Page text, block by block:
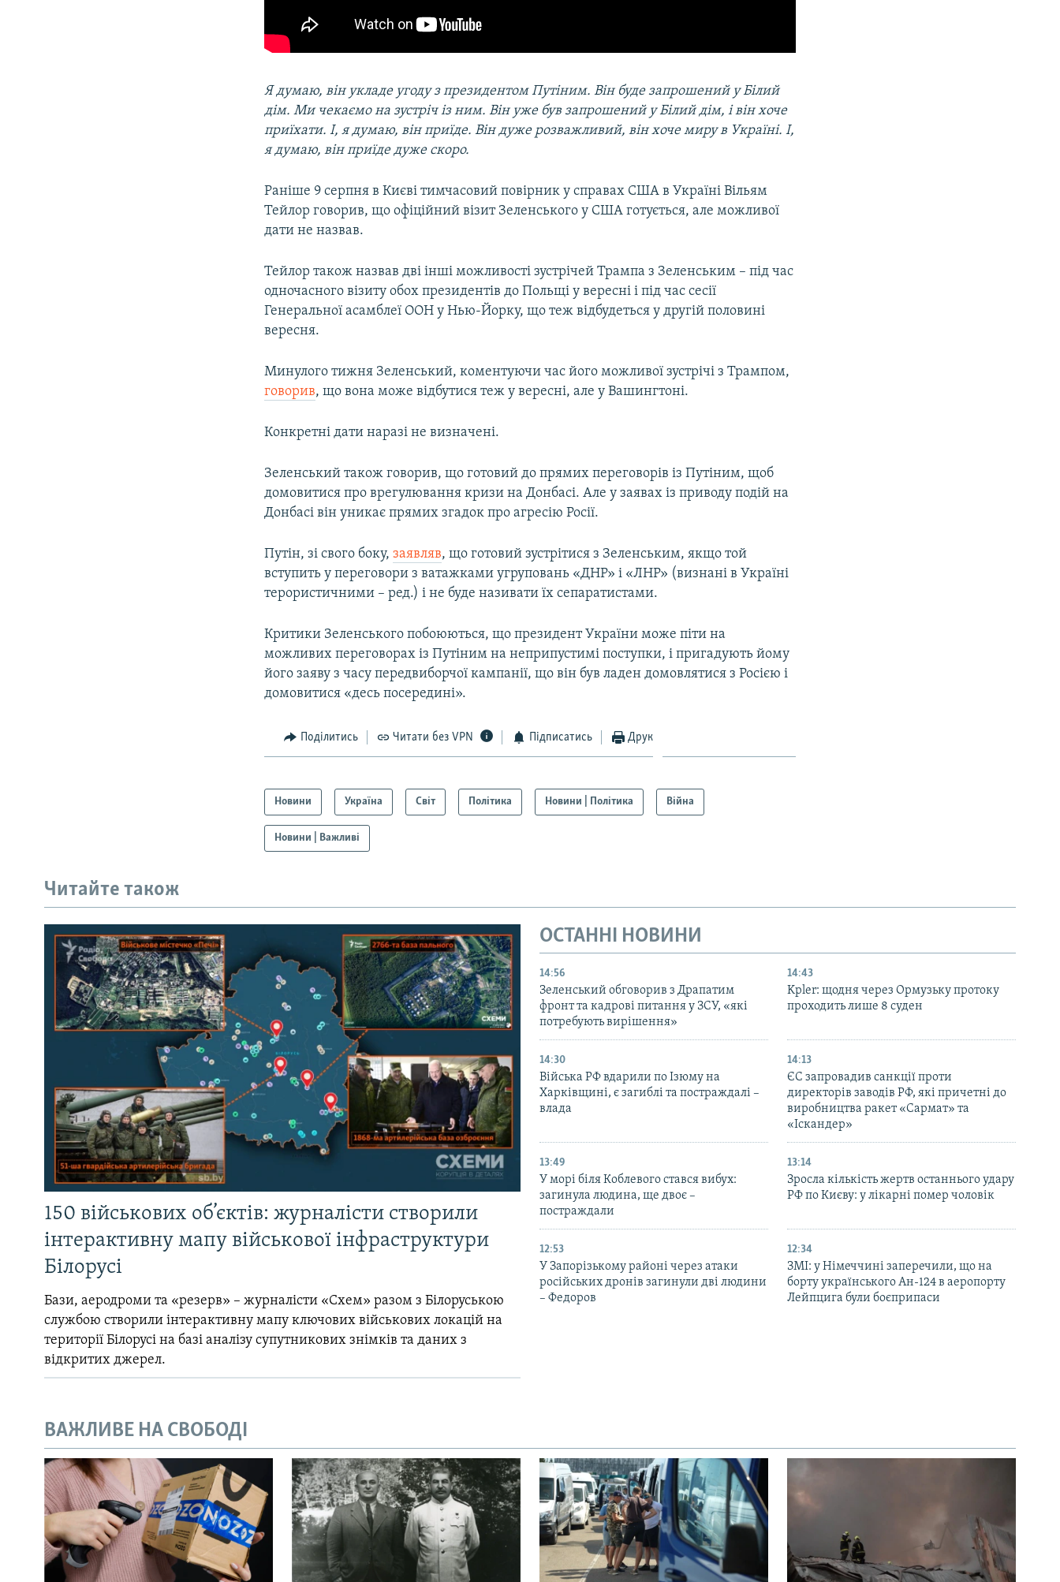
Я думаю, він укладе угоду з президентом Путіним. Він буде запрошений у Білий
дім. Ми чекаємо на зустріч із ним. Він уже був запрошений у Білий дім, і він хоче
приїхати. І, я думаю, він приїде. Він дуже розважливий, він хоче миру в Україні. І,
я думаю, він приїде дуже скоро.
Раніше 9 серпня в Києві тимчасовий повірник у справах США в Україні Вільям
Тейлор говорив, що офіційний візит Зеленського у США готується, але можливої
дати не назвав.
Тейлор також назвав дві інші можливості зустрічей Трампа з Зеленським – під час
одночасного візиту обох президентів до Польщі у вересні і під час сесії
Генеральної асамблеї ООН у Нью-Йорку, що теж відбудеться у другій половині
вересня.
Минулого тижня Зеленський, коментуючи час його можливої зустрічі з Трампом,
говорив, що вона може відбутися теж у вересні, але у Вашингтоні.
Конкретні дати наразі не визначені.
Зеленський також говорив, що готовий до прямих переговорів із Путіним, щоб
домовитися про врегулювання кризи на Донбасі. Але у заявах із приводу подій на
Донбасі він уникає прямих згадок про агресію Росії.
Путін, зі свого боку,заявляв, що готовий зустрітися з Зеленським, якщо той
вступить у переговори з ватажками угруповань «ДНР» і «ЛНР» (визнані в Україні
терористичними – ред.) і не буде називати їх сепаратистами.
Критики Зеленського побоюються, що президент України може піти на
можливих переговорах із Путіним на неприпустимі поступки, і пригадують йому
його заяву з часу передвиборчої кампанії, що він був ладен домовлятися з Росією і
домовитися «десь посередині».
Поділитись Читати без VPN Підписатись Друк
Новини Україна Світ Політика Новини | Політика Війна
Новини | Важливі
Читайте також
150 військових об’єктів: журналісти створили
інтерактивну мапу військової інфраструктури
Білорусі
Бази, аеродроми та «резерв» – журналісти «Схем» разом з Білоруською
службою створили інтерактивну мапу ключових військових локацій на
території Білорусі на базі аналізу супутникових знімків та даних з
відкритих джерел.
ОСТАННІ НОВИНИ
14:56
Зеленський обговорив з Драпатим
фронт та кадрові питання у ЗСУ, «які
потребують вирішення»
14:43
Kpler: щодня через Ормузьку протоку
проходить лише 8 суден
14:30
Війська РФ вдарили по Ізюму на
Харківщині, є загиблі та постраждалі –
влада
14:13
ЄС запровадив санкції проти
директорів заводів РФ, які причетні до
виробництва ракет «Сармат» та
«Іскандер»
13:49
У морі біля Коблевого стався вибух:
загинула людина, ще двоє –
постраждали
13:14
Зросла кількість жертв останнього удару
РФ по Києву: у лікарні помер чоловік
12:53
У Запорізькому районі через атаки
російських дронів загинули дві людини
– Федоров
12:34
ЗМІ: у Німеччині заперечили, що на
борту українського Ан-124 в аеропорту
Лейпцига були боєприпаси
ВАЖЛИВЕ НА СВОБОДІ